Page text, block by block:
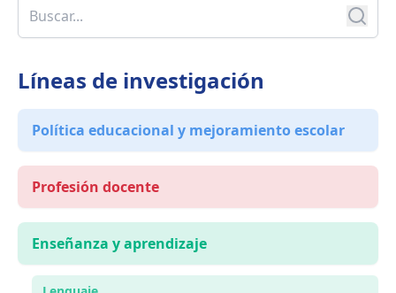
Líneas de investigación
Política educacional y mejoramiento escolar
Profesión docente
Enseñanza y aprendizaje